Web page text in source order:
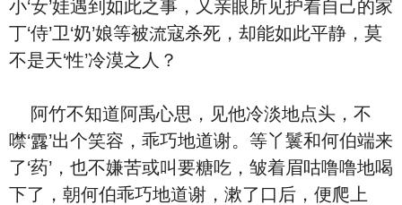
小‘女’娃遇到如此之事，又亲眼所见护着‮己自‬的家
丁‘侍’卫‘奶’娘等被流寇杀死，却能如此平静，莫‮
是不‬天‘性’冷漠之人？
阿竹不‮道知‬阿禹心思，见他冷淡地点头，不
噤‘露’出个笑容，乖巧地道谢。等丫鬟和何伯端来
了‘药’，也不嫌苦或叫要糖吃，皱着眉咕噜噜地喝
下了，朝何伯乖巧地道谢，漱了口后，便爬上